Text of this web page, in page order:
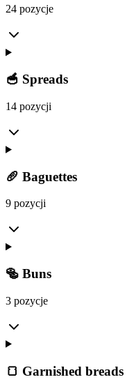
24 pozycje
🥣 Spreads
14 pozycji
🥖 Baguettes
9 pozycji
🥯 Buns
3 pozycje
🍞 Garnished breads